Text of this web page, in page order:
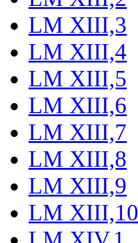
LM XIII,3
LM XIII,4
LM XIII,5
LM XIII,6
LM XIII,7
LM XIII,8
LM XIII,9
LM XIII,10